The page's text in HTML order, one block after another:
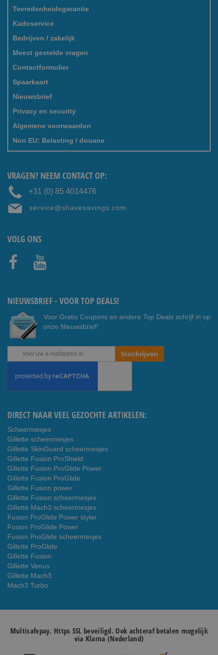
Tevredenheidsgarantie
Kadoservice
Bedrijven / zakelijk
Meest gestelde vragen
Contactformulier
Spaarkaart
Nieuwsbrief
Privacy en security
Algemene voorwaarden
Non EU: Belasting / douane
VRAGEN? NEEM CONTACT OP:
+31 (0) 85 4014476
service@shavesavings.com
VOLG ONS
NIEUWSBRIEF - VOOR TOP DEALS!
Voor Gratis Coupons en andere Top Deals schrijf in op
onze Nieuwsbrief!
Abonneer
u
onze
nieuwsbrief
Inschrijven
DIRECT NAAR VEEL GEZOCHTE ARTIKELEN:
Scheermesjes
Gillette scheermesjes
Gillette SkinGuard scheermesjes
Gillette Fusion ProShield
Gillette Fusion ProGlide Power
Gillette Fusion ProGlide
Gillette Fusion power
Gillette Fusion scheermesjes
Gillette Mach3 scheermesjes
Fusion ProGlide Power styler
Fusion ProGlide Power
Fusion ProGlide scheermesjes
Gillette ProGlide
Gillette Fusion
Gillette Venus
Gillette Mach3
Mach3 Turbo
Multisafepay. Https SSL beveiligd. Ook achteraf betalen mogelijk
via Klarna (Nederland)